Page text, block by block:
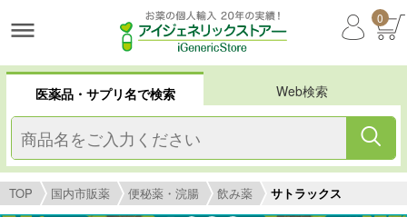
0
医薬品・サプリ名で検索 Web検索
TOP 国内市販薬 便秘薬・浣腸 飲み薬 サトラックス